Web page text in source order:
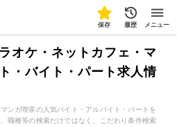
保存 履歴 メニュー
オケ・ネットカフェ・マ
・バイト・パート求人情
ンガ喫茶の人気バイト・アルバイト・パートを
職種等の検索だけではなく、こだわり条件検索